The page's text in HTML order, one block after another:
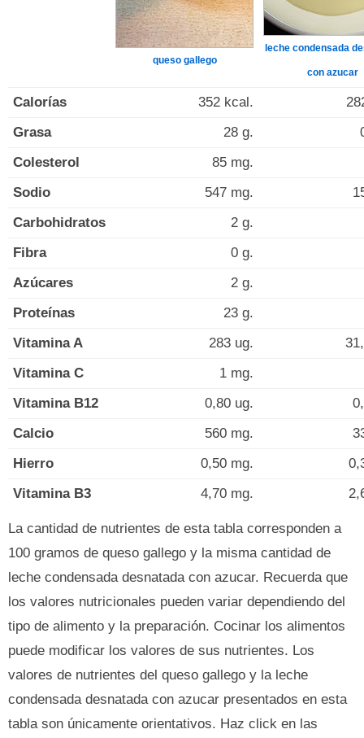
queso gallego
leche condensada
con azucar
Calorías 352 kcal.
Grasa
28 g.
Colesterol
85 mg.
Sodio
547 mg.
Carbohidratos
2 g.
Fibra
0 g.
Azúcares
2 g.
Proteínas
23 g.
Vitamina A
283 ug.
Vitamina C
1 mg.
Vitamina B12
0,80 ug.
Calcio
560 mg.
Hierro
0,50 mg.
Vitamina B3
4,70 mg.
La cantidad de nutrientes de esta tabla corresponden a
100 gramos de queso gallego y la misma cantidad de
leche condensada desnatada con azucar. Recuerda que
los valores nutricionales pueden variar dependiendo del
tipo de alimento y la preparación. Cocinar los alimentos
puede modificar los valores de sus nutrientes. Los
valores de nutrientes del queso gallego y la leche
condensada desnatada con azucar presentados en esta
tabla son únicamente orientativos. Haz click en las